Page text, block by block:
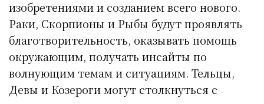
изобретениями и созданием всего нового.
Раки, Скорпионы и Рыбы будут проявлять
благотворительность, оказывать помощь
окружающим, получать инсайты по
волнующим темам и ситуациям. Тельцы,
Девы и Козероги могут столкнуться с